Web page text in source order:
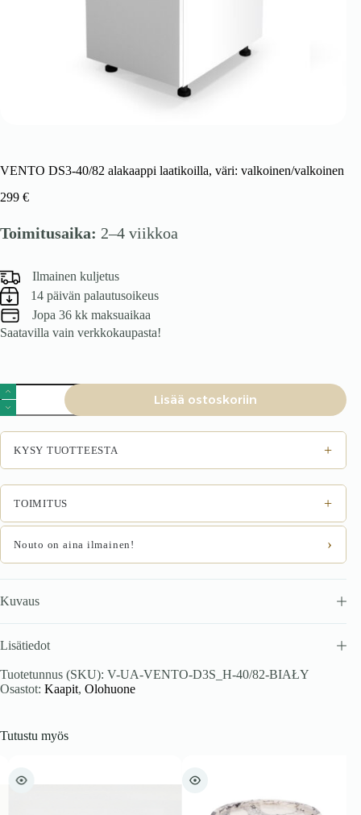
VENTO DS3-40/82 alakaappi laatikoilla, väri: valkoinen/valkoinen
299 €
Toimitusaika: 2–4 viikkoa
Ilmainen kuljetus
14 päivän palautusoikeus
Jopa 36 kk maksuaikaa
Saatavilla vain verkkokaupasta!
VENTO
DS3-
40/82
alakaappi
laatikoilla,
väri:
valkoinen/valkoinen
määrä
Lisää ostoskoriin
KYSY TUOTTEESTA +
TOIMITUS +
Nouto on aina ilmainen! ›
Kuvaus
Lisätiedot
Tuotetunnus (SKU): V-UA-VENTO-D3S_H-40/82-BIAŁY
Osastot: Kaapit, Olohuone
Tutustu myös